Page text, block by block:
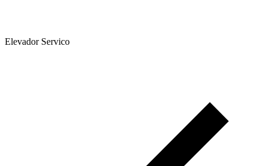
Elevador Servico